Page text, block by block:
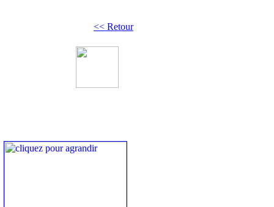
<< Retour